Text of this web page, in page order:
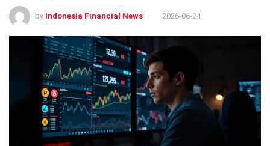
by Indonesia Financial News 2026-06-24